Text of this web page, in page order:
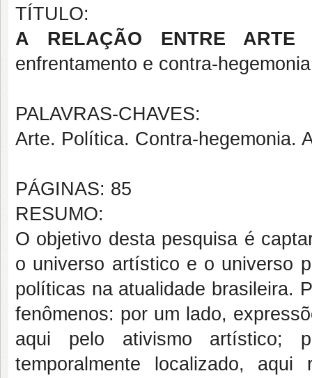
TÍTULO:
A RELAÇÃO ENTRE
enfrentamento e contra-hegemonia
PALAVRAS-CHAVES:
Arte. Política. Contra-hegemonia.
PÁGINAS: 85
RESUMO:
O objetivo desta pesquisa é
o universo artístico e o universo
políticas na atualidade brasileira.
fenômenos: por um lado,
aqui pelo ativismo artístico;
temporalmente localizado, aqui